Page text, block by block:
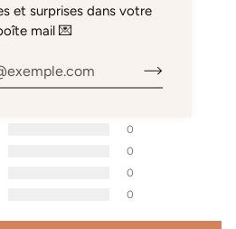
et surprises dans votre
mail 💌
CLIENTS
sur 1 avis
0
0
0
0